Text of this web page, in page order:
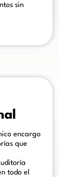
sin
encargo
que
todo el
a div block.